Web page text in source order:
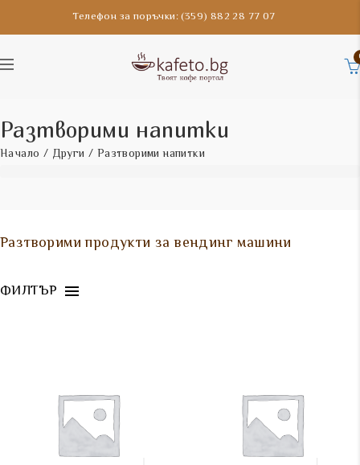
Телефон за поръчки: (359) 882 28 77 07
Разтворими напитки
Начало / Други / Разтворими напитки
Разтворими продукти за вендинг машини
ФИЛТЪР